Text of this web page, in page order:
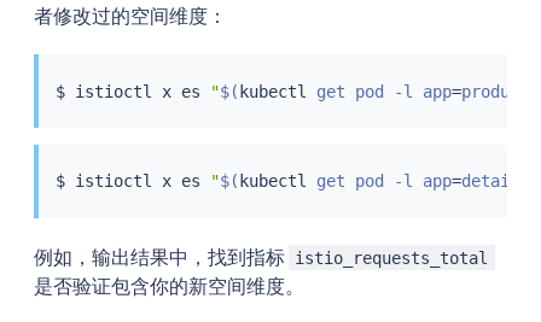
者修改过的空间维度：
$ istioctl x es "$( kubectl get pod -l app=
$ istioctl x es "$( kubectl get pod -l app=details
例如，输出结果中，找到指标 istio_requests_total
是否验证包含你的新空间维度。